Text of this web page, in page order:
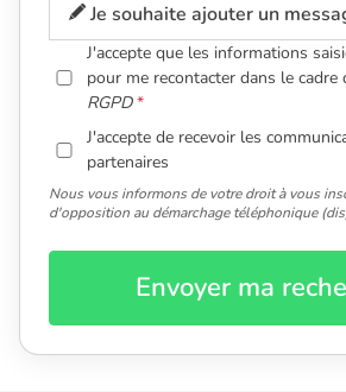
Je souhaite ajouter un
J'accepte que les informations
pour me recontacter dans le cadre
RGPD
J'accepte de recevoir les
partenaires
Nous vous informons de votre droit à vous
d'opposition au démarchage téléphonique
Envoyer ma